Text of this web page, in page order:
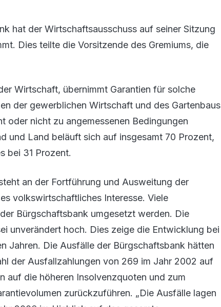
hat der Wirtschaftsausschuss auf seiner Sitzung
Dies teilte die Vorsitzende des Gremiums, die
Wirtschaft, übernimmt Garantien für solche
der gewerblichen Wirtschaft und des Gartenbaus
oder nicht zu angemessenen Bedingungen
und Land beläuft sich auf insgesamt 70 Prozent,
bei 31 Prozent.
an der Fortführung und Ausweitung der
volkswirtschaftliches Interesse. Viele
Bürgschaftsbank umgesetzt werden. Die
unverändert hoch. Dies zeige die Entwicklung bei
Jahren. Die Ausfälle der Bürgschaftsbank hätten
der Ausfallzahlungen von 269 im Jahr 2002 auf
auf die höheren Insolvenzquoten und zum
zurückzuführen. „Die Ausfälle lagen